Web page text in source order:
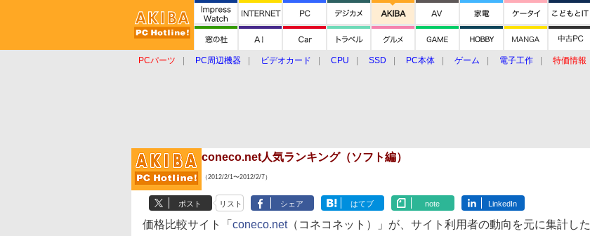
PCパーツ PC周辺機器 ビデオカード CPU SSD PC本体 ゲーム 電子工作 特価情報
coneco.net人気ランキング（ソフト編）
（2012/2/1〜2012/2/7）
ポスト リスト シェア はてブ note LinkedIn
価格比較サイト「 coneco.net（コネコネット）」が、サイト利用者の動向を元に集計した